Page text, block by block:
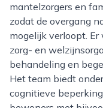
mantelzorgers en
zodat de overgang
mogelijk verloopt.
zorg- en
behandeling en
Het team biedt
cognitieve